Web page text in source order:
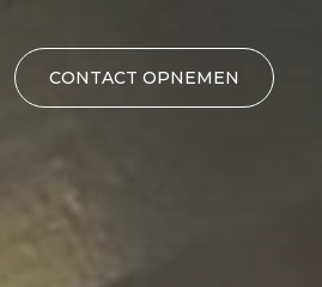
CONTACT OPNEMEN